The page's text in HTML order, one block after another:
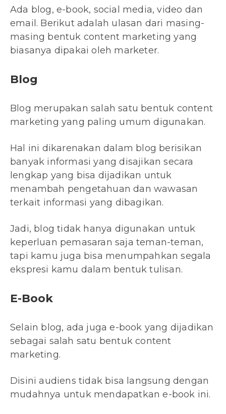
Ada blog, e-book, social media, video dan
email. Berikut adalah ulasan dari masing-
masing bentuk content marketing yang
biasanya dipakai oleh marketer.
Blog
Blog merupakan salah satu bentuk content
marketing yang paling umum digunakan.
Hal ini dikarenakan dalam blog berisikan
banyak informasi yang disajikan secara
lengkap yang bisa dijadikan untuk
menambah pengetahuan dan wawasan
terkait informasi yang dibagikan.
Jadi, blog tidak hanya digunakan untuk
keperluan pemasaran saja teman-teman,
tapi kamu juga bisa menumpahkan segala
ekspresi kamu dalam bentuk tulisan.
E-Book
Selain blog, ada juga e-book yang dijadikan
sebagai salah satu bentuk content
marketing.
Disini audiens tidak bisa langsung dengan
mudahnya untuk mendapatkan e-book ini.